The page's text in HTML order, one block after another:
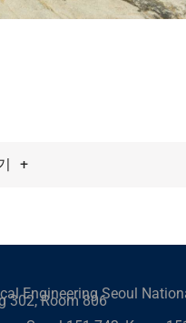
+
Engineering Seoul
302, Room 806